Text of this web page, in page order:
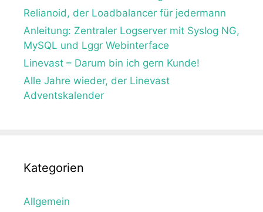
Relianoid, der Loadbalancer für jedermann
Anleitung: Zentraler Logserver mit Syslog NG,
MySQL und Lggr Webinterface
Linevast – Darum bin ich gern Kunde!
Alle Jahre wieder, der Linevast
Adventskalender
Kategorien
Allgemein